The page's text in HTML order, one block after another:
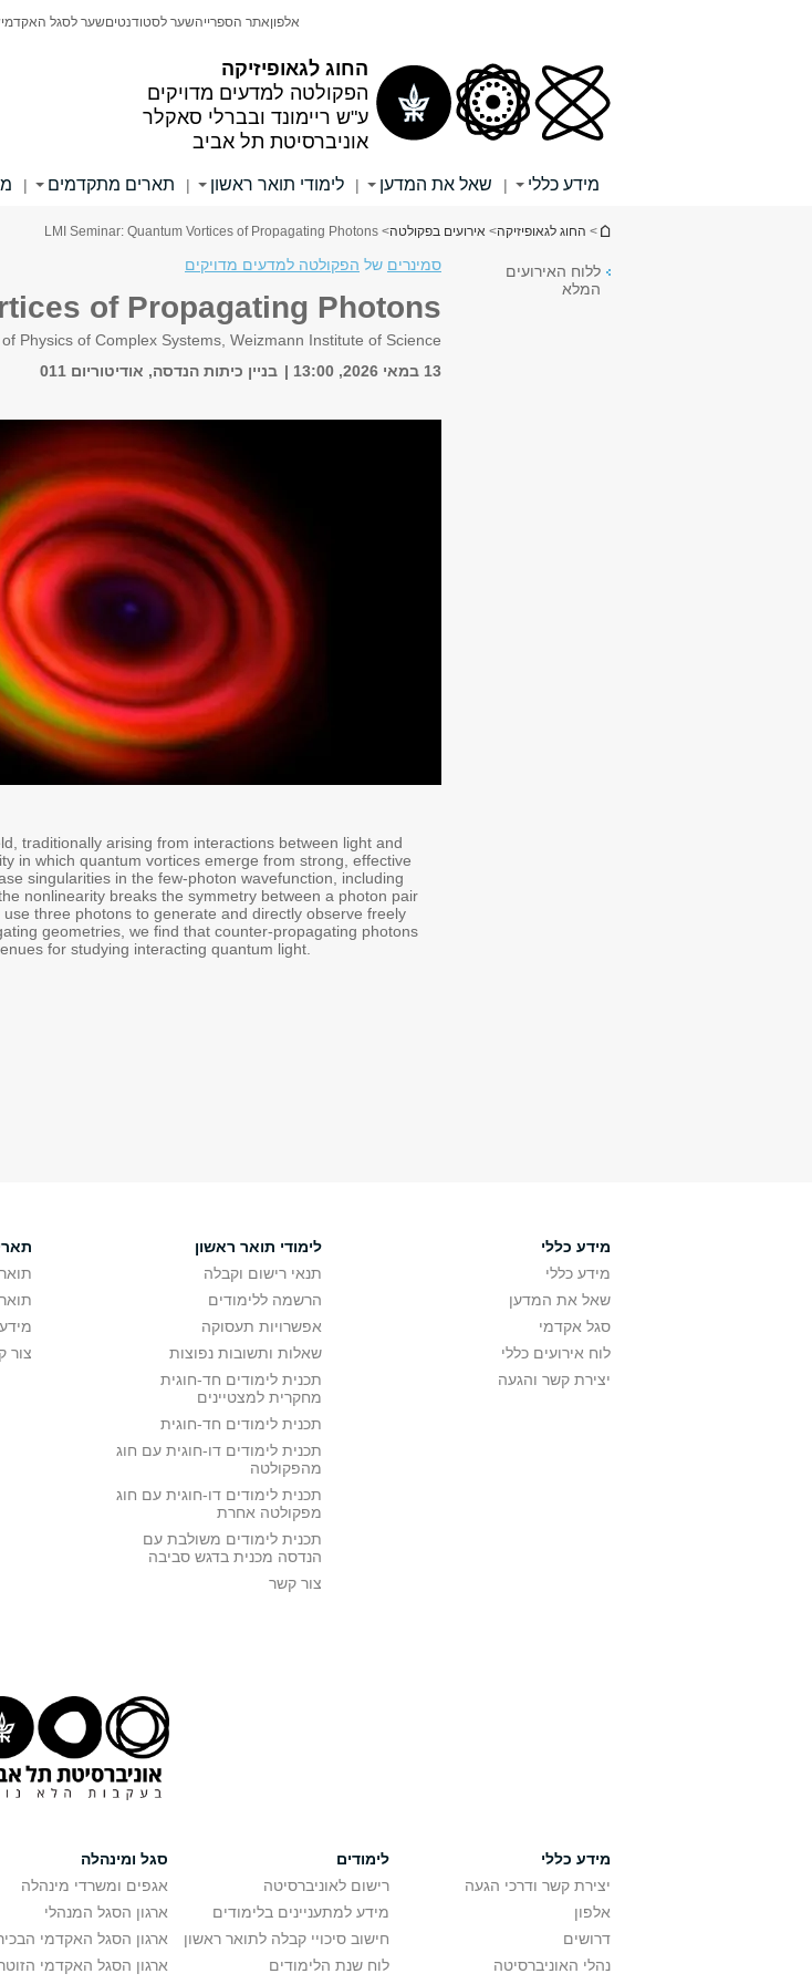
החוג לגאופיזיקה
הפקולטה למדעים מדויקים
ע"ש ריימונד ובברלי סאקלר
אוניברסיטת תל אביב
אלפוןאתר הספרייהשער לסטודנטיםשער לסגל האקדמי
מידע כללי | שאל את המדען | לימודי תואר ראשון | תארים מתקדמים |
הינך נמצא כאן
> החוג לגאופיזיקה> אירועים בפקולטה> LMI Seminar: Quantum Vortices of Propagating Photons
ללוח האירועים
המלא
סמינרים של הפקולטה למדעים מדויקים
of Propagating Photons
Physics of Complex Systems, Weizmann Institute of Science
13 במאי 2026, 13:00
בניין כיתות הנדסה, אודיטוריום 011
traditionally arising from interactions between light and
in which quantum vortices emerge from strong, effective
singularities in the few-photon wavefunction, including
nonlinearity breaks the symmetry between a photon pair
three photons to generate and directly observe freely
geometries, we find that counter-propagating photons
for studying interacting quantum light.
מידע כללי
מידע כללי
שאל את המדען
סגל אקדמי
לוח אירועים כללי
יצירת קשר והגעה
לימודי תואר ראשון
תנאי רישום וקבלה
הרשמה ללימודים
אפשרויות תעסוקה
שאלות ותשובות נפוצות
תכנית לימודים חד-חוגית
מחקרית למצטיינים
תכנית לימודים חד-חוגית
תכנית לימודים דו-חוגית עם חוג
מהפקולטה
תכנית לימודים דו-חוגית עם חוג
מפקולטה אחרת
תכנית לימודים משולבת עם
הנדסה מכנית בדגש סביבה
צור קשר
צור
מידע כללי
יצירת קשר ודרכי הגעה
אלפון
דרושים
נהלי האוניברסיטה
לימודים
רישום לאוניברסיטה
מידע למתעניינים בלימודים
חישוב סיכויי קבלה לתואר ראשון
לוח שנת הלימודים
סגל ומינהלה
אגפים ומשרדי מינהלה
ארגון הסגל המנהלי
ארגון הסגל האקדמי
ארגון הסגל האקדמי